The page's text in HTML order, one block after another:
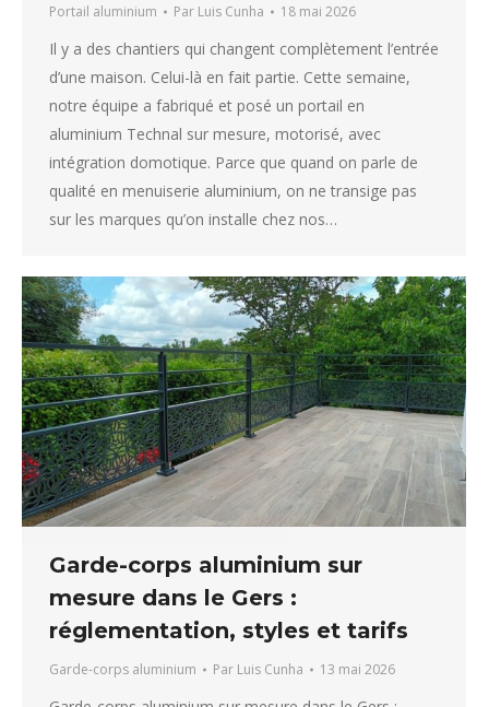
Portail aluminium Par Luis Cunha 18 mai 2026
Il y a des chantiers qui changent complètement l’entrée
d’une maison. Celui-là en fait partie. Cette semaine,
notre équipe a fabriqué et posé un portail en
aluminium Technal sur mesure, motorisé, avec
intégration domotique. Parce que quand on parle de
qualité en menuiserie aluminium, on ne transige pas
sur les marques qu’on installe chez nos…
Garde-corps aluminium sur
mesure dans le Gers :
réglementation, styles et tarifs
Garde-corps aluminium Par Luis Cunha 13 mai 2026